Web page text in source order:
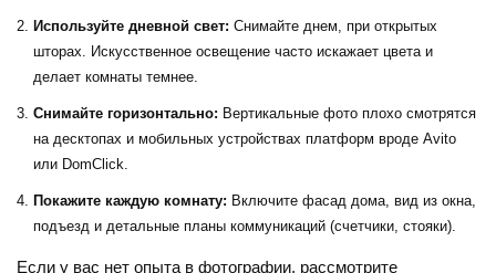
Используйте дневной свет: Снимайте днем, при открытых
шторах. Искусственное освещение часто искажает цвета и
делает комнаты темнее.
Снимайте горизонтально: Вертикальные фото плохо смотрятся
на десктопах и мобильных устройствах платформ вроде Avito
или DomClick.
Покажите каждую комнату: Включите фасад дома, вид из окна,
подъезд и детальные планы коммуникаций (счетчики, стояки).
Если у вас нет опыта в фотографии, рассмотрите